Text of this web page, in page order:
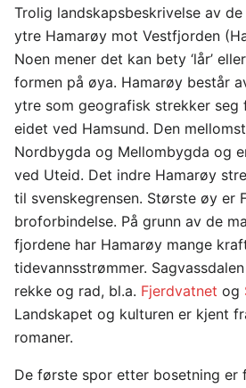
Trolig landskapsbeskrivelse av
ytre Hamarøy mot Vestfjorden
Noen mener det kan bety ‘lår’
formen på øya. Hamarøy består
ytre som geografisk strekker seg
eidet ved Hamsund. Den
Nordbygda og Mellombygda og
ved Uteid. Det indre Hamarøy
til svenskegrensen. Største øy er
broforbindelse. På grunn av de
fjordene har Hamarøy mange
tidevannsstrømmer.
rekke og rad, bl.a. Fjerdvatnet og
Landskapet og kulturen er kjent
romaner.
De første spor etter bosetning er